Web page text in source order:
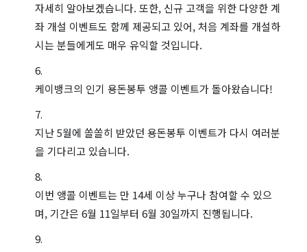
자세히 알아보겠습니다. 또한, 신규 고객을 위한 다양한 계
좌 개설 이벤트도 함께 제공되고 있어, 처음 계좌를 개설하
시는 분들에게도 매우 유익할 것입니다.
케이뱅크의 인기 용돈봉투 앵콜 이벤트가 돌아왔습니다!
지난 5월에 쏠쏠히 받았던 용돈봉투 이벤트가 다시 여러분
을 기다리고 있습니다.
이번 앵콜 이벤트는 만 14세 이상 누구나 참여할 수 있으
며, 기간은 6월 11일부터 6월 30일까지 진행됩니다.